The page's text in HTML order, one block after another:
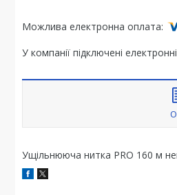
У компанії підключені
Ущільнююча нитка PRO 160 м